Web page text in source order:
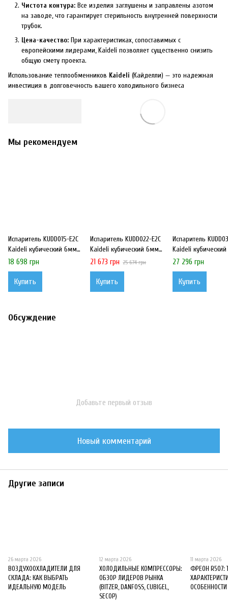
Чистота контура: Все изделия заглушены и заправлены азотом
на заводе, что гарантирует стерильность внутренней поверхности
трубок.
Цена-качество: При характеристиках, сопоставимых с
европейскими лидерами, Kaideli позволяет существенно снизить
общую смету проекта.
Использование теплообменников Kaideli (Кайделли) — это надежная
инвестиция в долговечность вашего холодильного бизнеса
Мы рекомендуем
Испаритель KUDD015-E2C
Kaideli кубический 6мм
ламель
18 698 грн
Купить
Испаритель KUDD022-E2C
Kaideli кубический 6мм
ламель
21 673 грн 25 674 грн
Купить
Испаритель
Kaideli
ламель
27 296 грн
Купить
Обсуждение
Добавьте первый отзыв
Новый комментарий
Другие записи
26 марта 2026
ВОЗДУХООХЛАДИТЕЛИ ДЛЯ
СКЛАДА: КАК ВЫБРАТЬ
ИДЕАЛЬНУЮ МОДЕЛЬ
12 марта 2026
ХОЛОДИЛЬНЫЕ КОМПРЕССОРЫ:
ОБЗОР ЛИДЕРОВ РЫНКА
(BITZER, DANFOSS, CUBIGEL,
SECOP)
11 марта 2026
ФРЕОН R507: